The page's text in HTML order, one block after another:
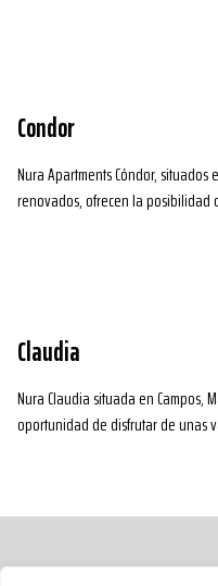
Condor
Nura Apartments Cóndor,
renovados, ofrecen la
Claudia
Nura Claudia situada en Campos,
oportunidad de disfrutar de unas